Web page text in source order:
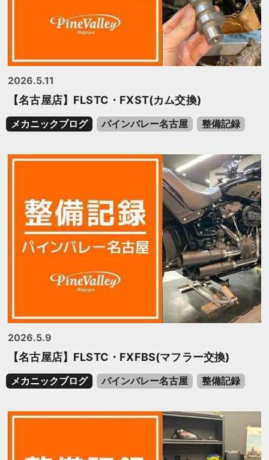
2026.5.11
【名古屋店】FLSTC・FXST(カム交換)
メカニックブログ パインバレー名古屋 整備記録
2026.5.9
【名古屋店】FLSTC・FXFBS(マフラー交換)
メカニックブログ パインバレー名古屋 整備記録